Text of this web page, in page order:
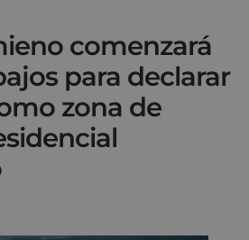
comenzará
para declarar
zona de